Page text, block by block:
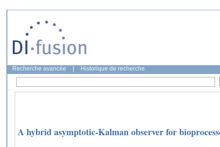
Recherche avancée Historique de recherche
A hybrid asymptotic-Kalman observer for